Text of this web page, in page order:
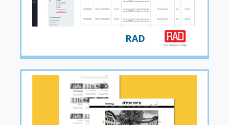
RAD